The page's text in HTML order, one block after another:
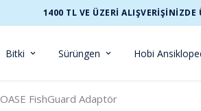
1400 TL VE ÜZERİ
Bitki Sürüngen Hobi
OASE FishGuard Adaptör